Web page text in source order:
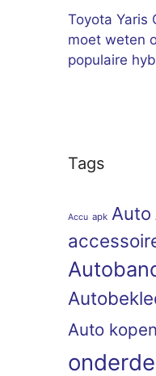
Toyota Yaris
moet weten
populaire
Tags
Accu apk Auto
Auto kopen